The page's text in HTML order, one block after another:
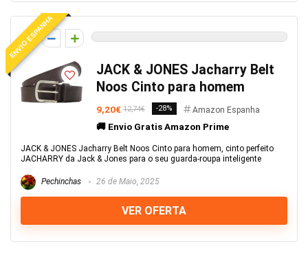
ENVIO ESPANHA
0
JACK & JONES Jacharry Belt
Noos Cinto para homem
9,20€ 12,74€ -28% Amazon Espanha
🚚 Envio Gratis Amazon Prime
JACK & JONES Jacharry Belt Noos Cinto para homem, cinto perfeito
JACHARRY da Jack & Jones para o seu guarda-roupa inteligente
Pechinchas 26 de Maio, 2025
VER OFERTA